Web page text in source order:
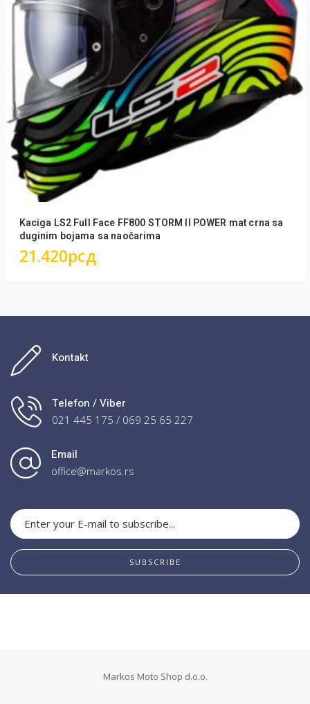
Kaciga LS2 Full Face FF800 STORM II POWER mat crna sa
duginim bojama sa naočarima
21.420рсд
Kontakt
Telefon / Viber
021 445 175 / 069 25 65 227
Email
office@markos.rs
SUBSCRIBE
Markos Moto Shop d.o.o.